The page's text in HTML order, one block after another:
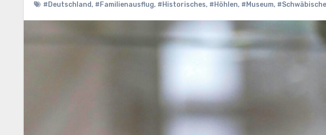
#Deutschland, #Familienausflug, #Historisches, #Höhlen, #Museum,